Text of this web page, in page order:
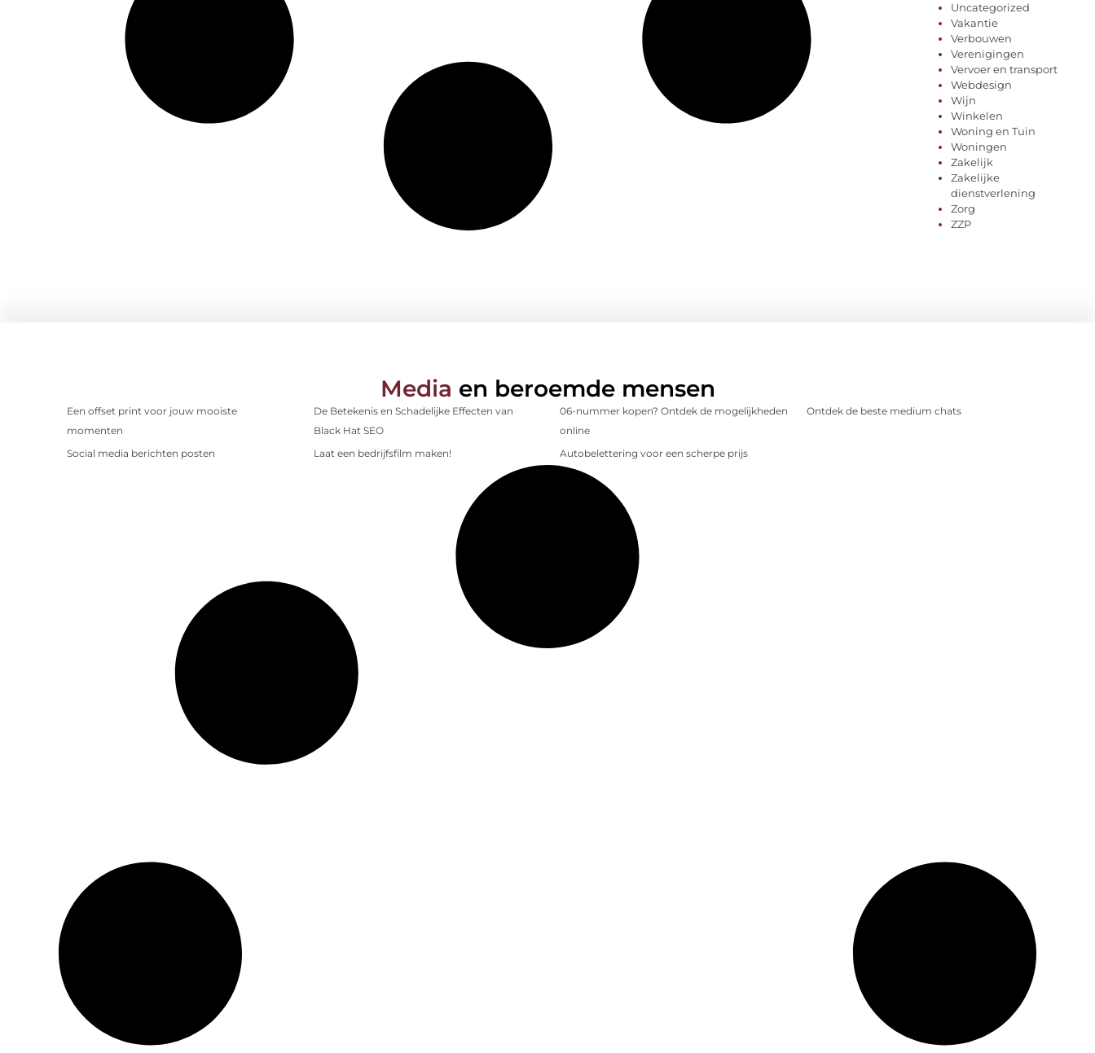
Uncategorized
Vakantie
Verbouwen
Verenigingen
Vervoer en transport
Webdesign
Wijn
Winkelen
Woning en Tuin
Woningen
Zakelijk
Zakelijke
dienstverlening
Zorg
ZZP
Media en beroemde mensen
Een offset print voor jouw mooiste
momenten
De Betekenis en Schadelijke Effecten van
Black Hat SEO
06-nummer kopen? Ontdek de mogelijkheden
online
Ontdek de beste medium chats
Social media berichten posten Laat een bedrijfsfilm maken! Autobelettering voor een scherpe prijs